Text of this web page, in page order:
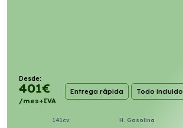
Desde:
401€
/mes+IVA
Entrega rápida Todo incluido
141cv H. Gasolina